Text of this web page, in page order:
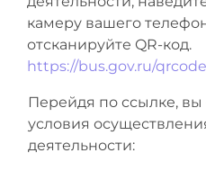
камеру вашего
отсканируйте QR-код.
https://bus.gov.ru/
Перейдя по ссылке,
условия
деятельности: